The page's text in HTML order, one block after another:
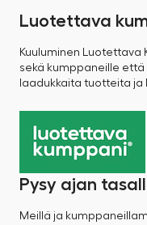
Luotettava
Kuuluminen
sekä kumppaneille
laadukkaita tuotteita
Pysy ajan
Meillä ja